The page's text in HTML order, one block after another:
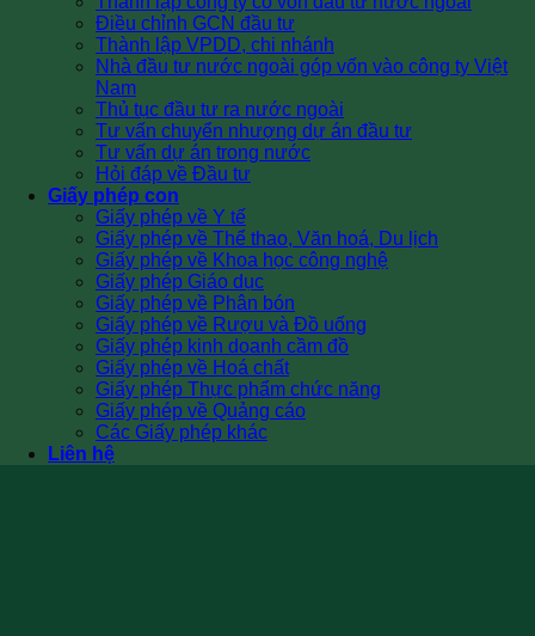
Điều chỉnh GCN đầu tư
Thành lập VPDD, chi nhánh
Nhà đầu tư nước ngoài góp vốn vào công ty Việt
Nam
Thủ tục đầu tư ra nước ngoài
Tư vấn chuyển nhượng dự án đầu tư
Tư vấn dự án trong nước
Hỏi đáp về Đầu tư
Giấy phép con
Giấy phép về Y tế
Giấy phép về Thể thao, Văn hoá, Du lịch
Giấy phép về Khoa học công nghệ
Giấy phép Giáo dục
Giấy phép về Phân bón
Giấy phép về Rượu và Đồ uống
Giấy phép kinh doanh cầm đồ
Giấy phép về Hoá chất
Giấy phép Thực phẩm chức năng
Giấy phép về Quảng cáo
Các Giấy phép khác
Liên hệ